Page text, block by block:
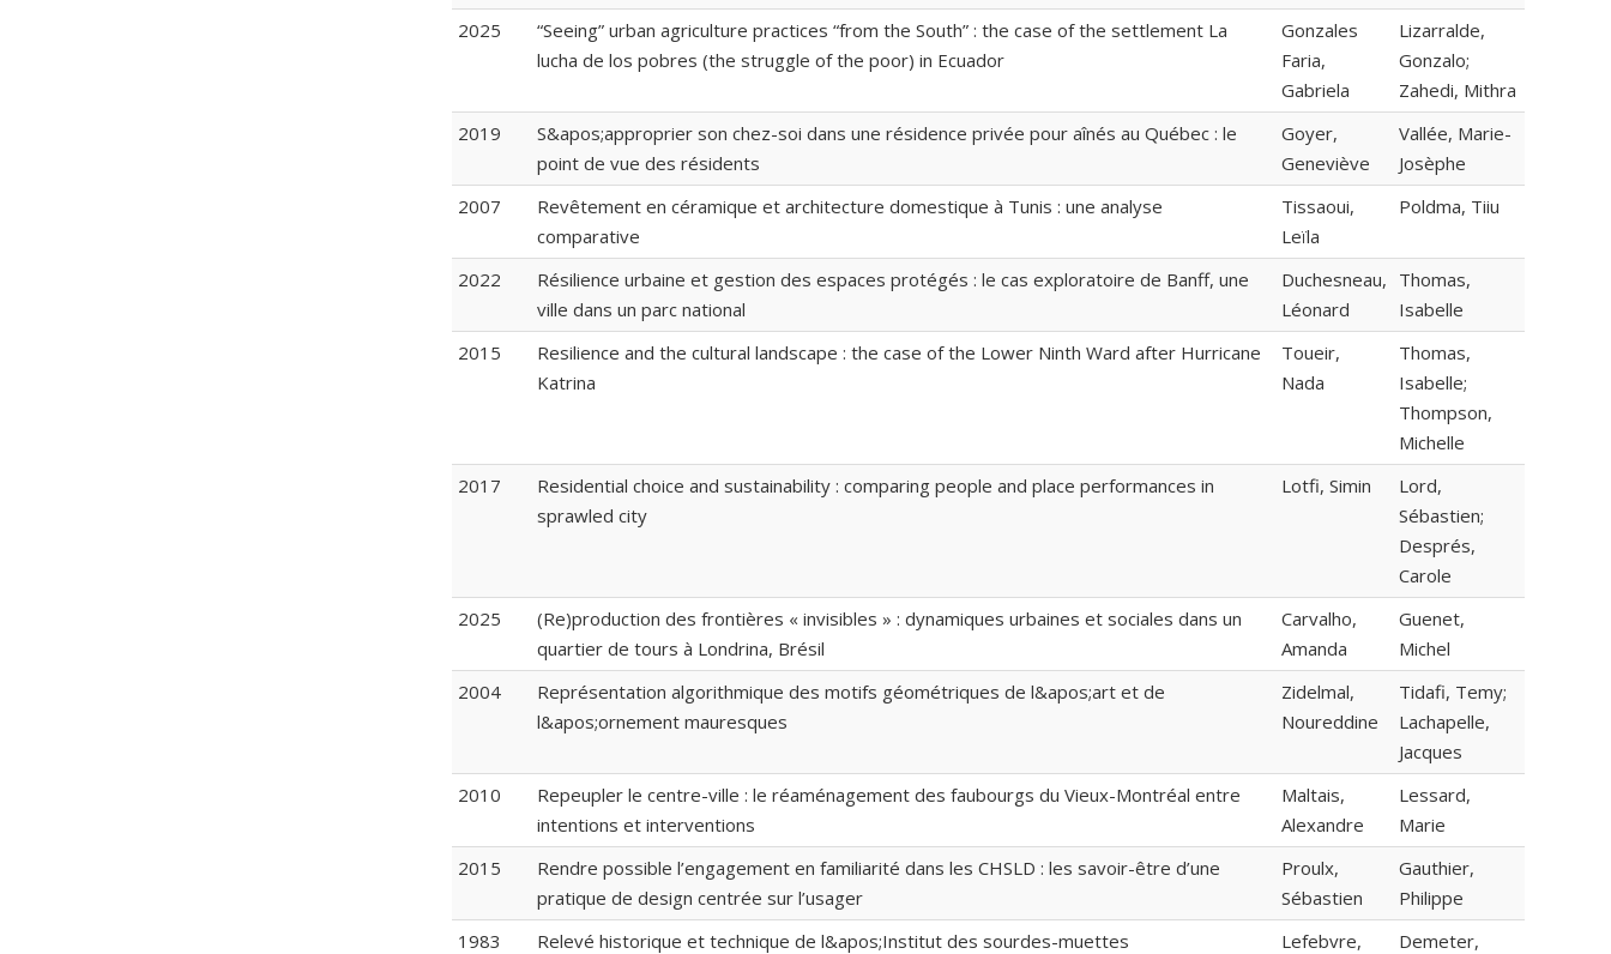
2025
“Seeing” urban agriculture practices “from the South” : the case of the settlement La
lucha de los pobres (the struggle of the poor) in Ecuador
Gonzales
Faria,
Gabriela
Lizarralde,
Gonzalo;
Zahedi, Mithra
2019
S&apos;approprier son chez-soi dans une résidence privée pour aînés au Québec : le
point de vue des résidents
Goyer,
Geneviève
Vallée, Marie-
Josèphe
2007
Revêtement en céramique et architecture domestique à Tunis : une analyse
comparative
Tissaoui,
Leïla
Poldma, Tiiu
2022
Résilience urbaine et gestion des espaces protégés : le cas exploratoire de Banff, une
ville dans un parc national
Duchesneau,
Léonard
Thomas,
Isabelle
2015
Resilience and the cultural landscape : the case of the Lower Ninth Ward after Hurricane
Katrina
Toueir,
Nada
Thomas,
Isabelle;
Thompson,
Michelle
2017
Residential choice and sustainability : comparing people and place performances in
sprawled city
Lotfi, Simin
Lord,
Sébastien;
Després,
Carole
2025
(Re)production des frontières « invisibles » : dynamiques urbaines et sociales dans un
quartier de tours à Londrina, Brésil
Carvalho,
Amanda
Guenet,
Michel
2004
Représentation algorithmique des motifs géométriques de l&apos;art et de
l&apos;ornement mauresques
Zidelmal,
Noureddine
Tidafi, Temy;
Lachapelle,
Jacques
2010
Repeupler le centre-ville : le réaménagement des faubourgs du Vieux-Montréal entre
intentions et interventions
Maltais,
Alexandre
Lessard,
Marie
2015
Rendre possible l’engagement en familiarité dans les CHSLD : les savoir-être d’une
pratique de design centrée sur l’usager
Proulx,
Sébastien
Gauthier,
Philippe
1983
Relevé historique et technique de l&apos;Institut des sourdes-muettes
Lefebvre,
Demeter,